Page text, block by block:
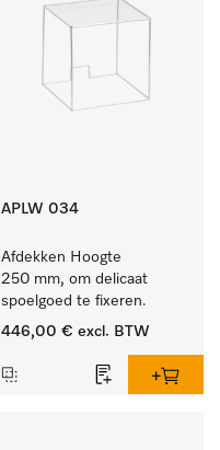
APLW 034
Afdekken Hoogte
250 mm, om delicaat
spoelgoed te fixeren.
446,00 € excl. BTW